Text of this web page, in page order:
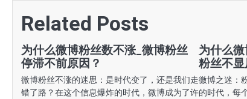
导
航
Related Posts
为什么微博粉丝数不涨_微博粉丝
停滞不前原因？
微博粉丝不涨的迷思：是时代变了，还是我们走
错了路？在这个信息爆炸的时代，微博成为了许
为什么
粉丝不显
微博之迷：
的时代，每